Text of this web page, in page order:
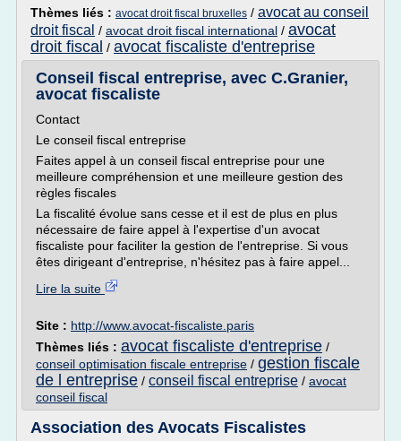
Thèmes liés : avocat droit fiscal bruxelles / avocat au conseil
droit fiscal / avocat droit fiscal international / avocat
droit fiscal / avocat fiscaliste d'entreprise
Conseil fiscal entreprise, avec C.Granier,
avocat fiscaliste
Contact
Le conseil fiscal entreprise
Faites appel à un conseil fiscal entreprise pour une
meilleure compréhension et une meilleure gestion des
règles fiscales
La fiscalité évolue sans cesse et il est de plus en plus
nécessaire de faire appel à l'expertise d'un avocat
fiscaliste pour faciliter la gestion de l'entreprise. Si vous
êtes dirigeant d'entreprise, n'hésitez pas à faire appel...
Lire la suite
Site : http://www.avocat-fiscaliste.paris
Thèmes liés : avocat fiscaliste d'entreprise /
conseil optimisation fiscale entreprise / gestion fiscale
de l entreprise / conseil fiscal entreprise / avocat
conseil fiscal
Association des Avocats Fiscalistes